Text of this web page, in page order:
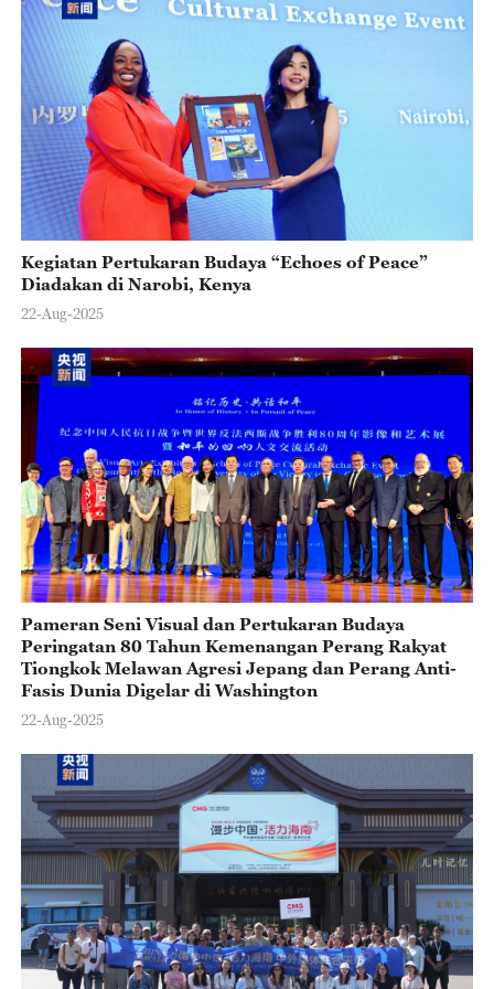
o
Kegiatan Pertukaran Budaya “Echoes of Peace”
Diadakan di Narobi, Kenya
22-Aug-2025
Pameran Seni Visual dan Pertukaran Budaya
Peringatan 80 Tahun Kemenangan Perang Rakyat
Tiongkok Melawan Agresi Jepang dan Perang Anti-
Fasis Dunia Digelar di Washington
22-Aug-2025